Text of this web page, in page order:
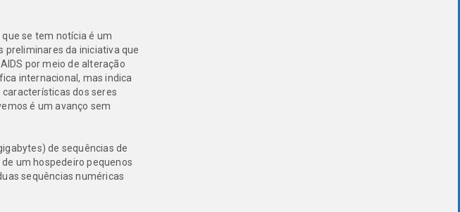
se tem notícia é um
preliminares da iniciativa que
por meio de alteração
internacional, mas indica
dos seres
é um avanço sem
de sequências de
um hospedeiro pequenos
sequências numéricas